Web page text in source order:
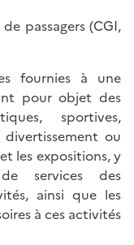
passagers (CGI,
fournies à une
pour objet des
sportives,
ou
les expositions, y
services des
ainsi que les
à ces activités